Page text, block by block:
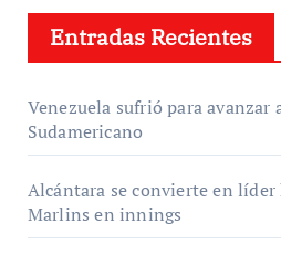
Entradas Recientes
Venezuela sufrió para avanzar
Sudamericano
Alcántara se convierte en
Marlins en innings